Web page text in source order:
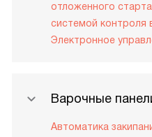
отложенного старта
системой контроля
Электронное
Варочные
Автоматика